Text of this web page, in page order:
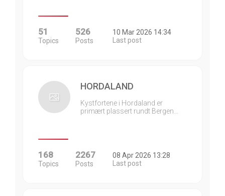
51
Topics
526
Posts
10 Mar 2026 14:34
Last post
HORDALAND
Kystfortene i Hordaland er
primært plassert rundt Bergen…
168
Topics
2267
Posts
08 Apr 2026 13:28
Last post